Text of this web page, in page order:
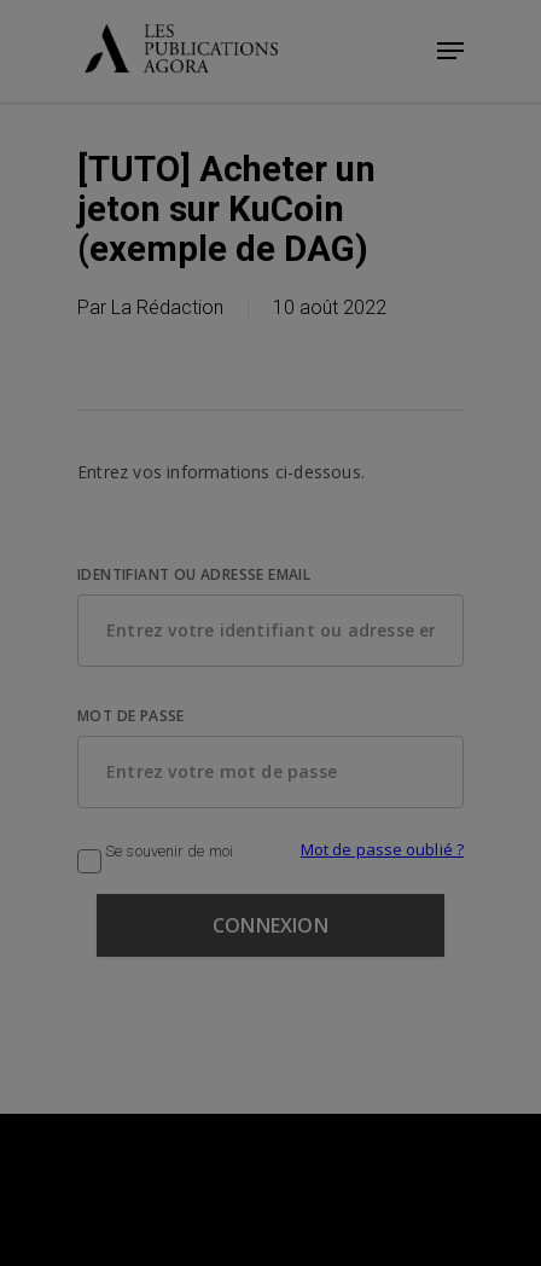
Menu
[TUTO] Acheter un
jeton sur KuCoin
(exemple de DAG)
Par La Rédaction 10 août 2022
Entrez vos informations ci-dessous.
IDENTIFIANT OU ADRESSE EMAIL
MOT DE PASSE
Se souvenir de moi Mot de passe oublié ?